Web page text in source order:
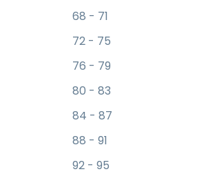
68 - 71
72 - 75
76 - 79
80 - 83
84 - 87
88 - 91
92 - 95